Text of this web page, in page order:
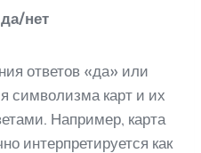
нет
ответов «да» или
символизма карт и их
Например, карта
интерпретируется как